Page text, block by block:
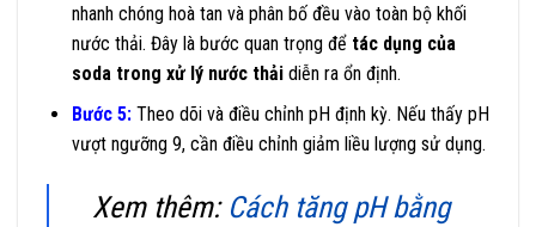
nhanh chóng hoà tan và phân bố đều vào toàn bộ khối
nước thải. Đây là bước quan trọng đểtác dụng của
soda trong xử lý nước thảidiễn ra ổn định.
Bước 5:Theo dõi và điều chỉnh pH định kỳ. Nếu thấy pH
vượt ngưỡng 9, cần điều chỉnh giảm liều lượng sử dụng.
Xem thêm: Cách tăng pH bằng